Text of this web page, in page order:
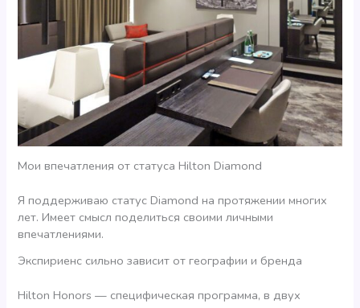
Мои впечатления от статуса Hilton Diamond
Я поддерживаю статус Diamond на протяжении многих
лет. Имеет смысл поделиться своими личными
впечатлениями.
Экспириенс сильно зависит от географии и бренда
Hilton Honors — специфическая программа, в двух